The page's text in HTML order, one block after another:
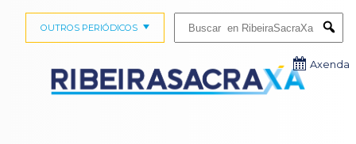
OUTROS PERIÓDICOS
Axenda